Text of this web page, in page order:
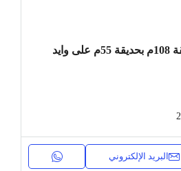
للبيع بمدينتي B14 شقة 108م بحديقة 55م على وايد
البريد الإلكتروني